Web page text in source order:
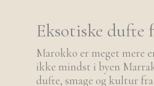
Eksotiske dufte
Marokko er meget mere
ikke mindst i byen
dufte, smage og kultur